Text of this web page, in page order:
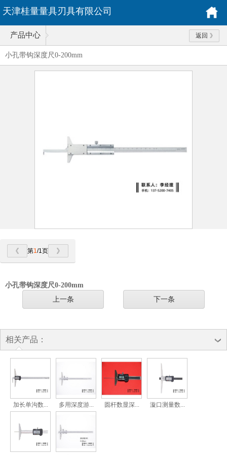
天津桂量量具刃具有限公司
产品中心 返回
小孔带钩深度尺0-200mm
第1/1页
小孔带钩深度尺0-200mm
上一条 下一条
相关产品：
加长单沟数... 多用深度游... 圆杆数显深... 漩口测量数...